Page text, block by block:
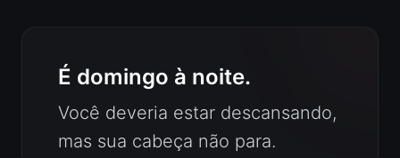
É domingo à noite.
Você deveria estar descansando,
mas sua cabeça não para.